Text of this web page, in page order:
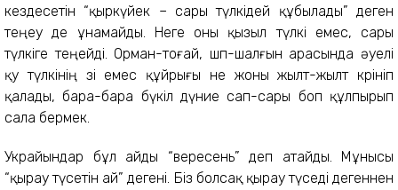
кездесетін “қыркүйек – сары түлкідей құбылады” деген
теңеу де ұнамайды. Неге оны қызыл түлкі емес, сары
түлкіге теңейді. Орман-тоғай, шөп-шалғын арасында әуелі
қу түлкінің өзі емес құйрығы не жоны жылт-жылт көрініп
қалады, бара-бара бүкіл дүние сап-сары боп құлпырып
сала бермек.
Украйындар бұл айды “вересень” деп атайды. Мұнысы
“қырау түсетін ай” дегені. Біз болсақ қырау түседі дегеннен